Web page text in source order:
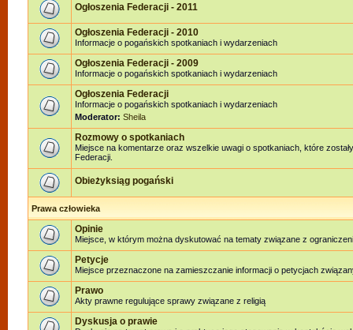
Ogłoszenia Federacji - 2011
Ogłoszenia Federacji - 2010
Informacje o pogańskich spotkaniach i wydarzeniach
Ogłoszenia Federacji - 2009
Informacje o pogańskich spotkaniach i wydarzeniach
Ogłoszenia Federacji
Informacje o pogańskich spotkaniach i wydarzeniach
Moderator: Sheila
Rozmowy o spotkaniach
Miejsce na komentarze oraz wszelkie uwagi o spotkaniach, które
Federacji.
Obieżyksiąg pogański
Prawa człowieka
Opinie
Miejsce, w którym można dyskutować na tematy związane z
Petycje
Miejsce przeznaczone na zamieszczanie informacji o petycjach
Prawo
Akty prawne regulujące sprawy związane z religią
Dyskusja o prawie